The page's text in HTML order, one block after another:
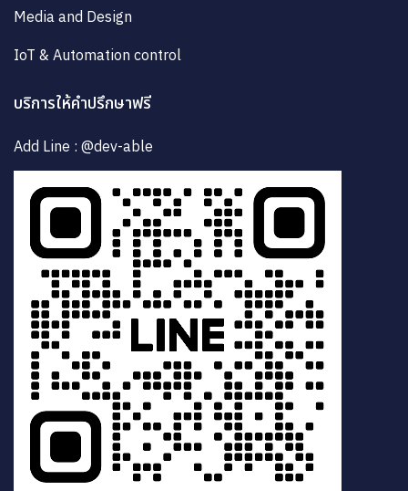
Media and Design
IoT & Automation control
บริการให้คำปรึกษาฟรี
Add Line : @dev-able